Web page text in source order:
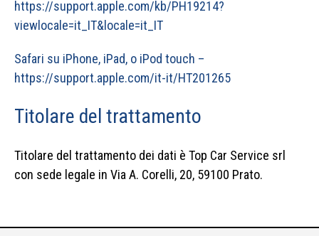
https://support.apple.com/kb/PH19214?
viewlocale=it_IT&locale=it_IT
Safari su iPhone, iPad, o iPod touch –
https://support.apple.com/it-it/HT201265
Titolare del trattamento
Titolare del trattamento dei dati è Top Car Service srl
con sede legale in Via A. Corelli, 20, 59100 Prato.